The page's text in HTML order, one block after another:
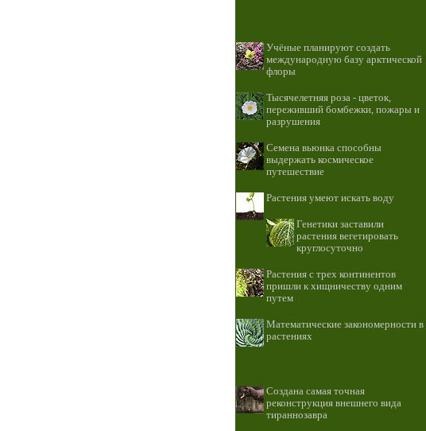
Учёные планируют создать
международную базу арктической
флоры
Тысячелетняя роза - цветок,
переживший бомбежки, пожары и
разрушения
Семена вьюнка способны
выдержать космическое
путешествие
Растения умеют искать воду
Генетики заставили
растения вегетировать
круглосуточно
Растения с трех континентов
пришли к хищничеству одним
путем
Математические закономерности в
растениях
Создана самая точная
реконструкция внешнего вида
тираннозавра